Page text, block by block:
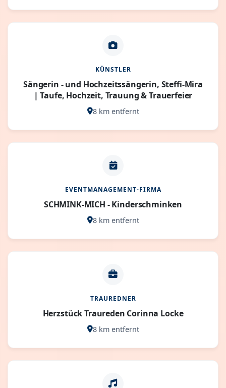
KÜNSTLER
Sängerin - und Hochzeitssängerin, Steffi-Mira
| Taufe, Hochzeit, Trauung & Trauerfeier
8 km entfernt
EVENTMANAGEMENT-FIRMA
SCHMINK-MICH - Kinderschminken
8 km entfernt
TRAUREDNER
Herzstück Traureden Corinna Locke
8 km entfernt